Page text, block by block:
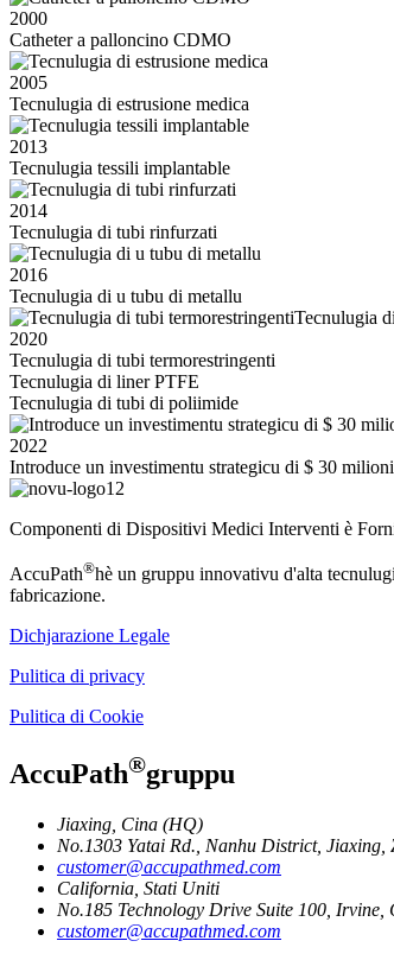
2000
Catheter a palloncino CDMO
2005
Tecnulugia di estrusione medica
2013
Tecnulugia tessili implantable
2014
Tecnulugia di tubi rinfurzati
2016
Tecnulugia di u tubu di metallu
2020
Tecnulugia di tubi termorestringenti
Tecnulugia di liner PTFE
Tecnulugia di tubi di poliimide
2022
Introduce un investimentu strategicu di $ 30 milioni
Componenti di Dispositivi Medici Interventi è
AccuPath®hè un gruppu innovativu d'alta
fabricazione.
Dichjarazione Legale
Pulitica di privacy
Pulitica di Cookie
AccuPath®gruppu
Jiaxing, Cina (HQ)
No.1303 Yatai Rd., Nanhu District,
customer@accupathmed.com
California, Stati Uniti
No.185 Technology Drive Suite 100,
customer@accupathmed.com